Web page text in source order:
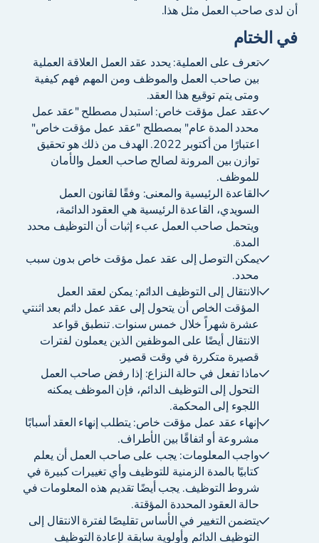
أن لدى صاحب العمل مثل هذا.
في الختام
تعرف على العملية: يحدد عقد العمل العلاقة العملية
بين صاحب العمل والموظف ومن المهم فهم كيفية
ومتى يتم توقيع هذا العقد.
عقد عمل مؤقت خاص: استبدل مصطلح "عقد عمل
محدد المدة عام" بمصطلح "عقد عمل مؤقت خاص"
اعتبارًا من أكتوبر 2022. الهدف من ذلك هو تحقيق
توازن بين المرونة لصالح صاحب العمل والأمان
للموظف.
القاعدة الرئيسية والمعنى: وفقًا لقانون العمل
السويدي، القاعدة الرئيسية هي العقود الدائمة،
ويتحمل صاحب العمل عبء إثبات أن التوظيف محدد
المدة.
يمكن التوصل إلى عقد عمل مؤقت خاص بدون سبب
محدد.
الانتقال إلى التوظيف الدائم: يمكن لعقد العمل
المؤقت الخاص أن يتحول إلى عقد عمل دائم بعد اثنتي
عشرة شهراً خلال خمس سنوات. تنطبق قواعد
الانتقال أيضًا على الموظفين الذين يعملون لفترات
قصيرة متكررة في وقت قصير.
ماذا تفعل في حالة النزاع: إذا رفض صاحب العمل
التحول إلى التوظيف الدائم، فإن الموظف يمكنه
اللجوء إلى المحكمة.
إنهاء عقد عمل مؤقت خاص: يتطلب إنهاء العقد أسبابًا
مشروعة أو اتفاقًا بين الأطراف.
واجب المعلومات: يجب على صاحب العمل أن يعلم
كتابيًا بالمدة الزمنية للتوظيف وأي تغييرات كبيرة في
شروط التوظيف. يجب أيضًا تقديم هذه المعلومات في
حالة العقود المحددة المؤقتة.
يتضمن التغيير في الأساس تقليصًا لفترة الانتقال إلى
التوظيف الدائم وأولوية سابقة لإعادة التوظيف